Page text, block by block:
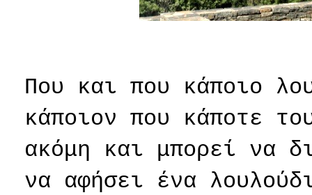
Που και που κάποιο
κάποιον που κάποτε
ακόμη και μπορεί να
να αφήσει ένα